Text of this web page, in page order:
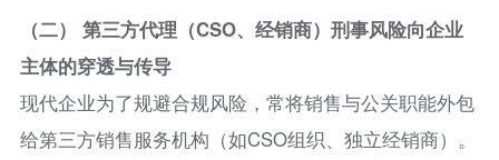
（二） 第三方代理（CSO、经销商）刑事风险向企业
主体的穿透与传导
现代企业为了规避合规风险，常将销售与公关职能外包
给第三方销售服务机构（如CSO组织、独立经销商）。